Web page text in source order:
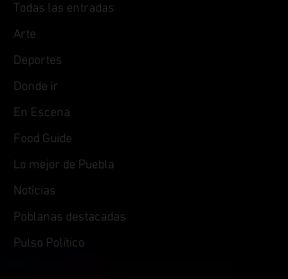
Todas las entradas
Arte
Deportes
Donde ir
En Escena
Food Guide
Lo mejor de Puebla
Noticias
Poblanas destacadas
Pulso Político